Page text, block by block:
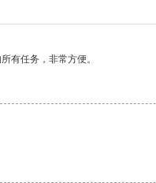
有任务，非常方便。